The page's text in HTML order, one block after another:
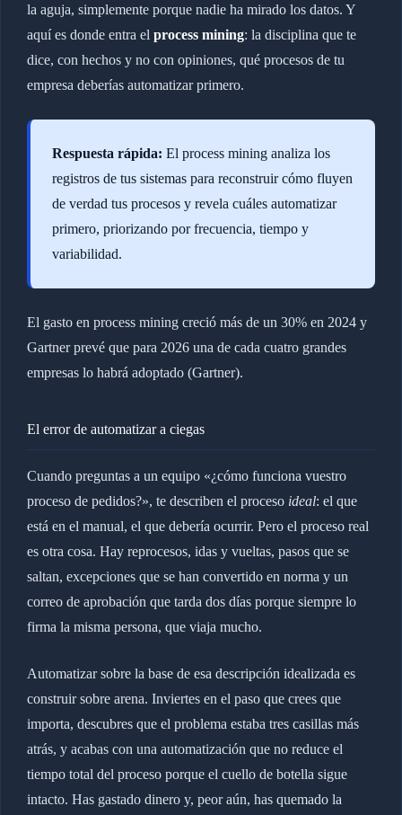
la aguja, simplemente porque nadie ha mirado los datos. Y
aquí es donde entra el process mining: la disciplina que te
dice, con hechos y no con opiniones, qué procesos de tu
empresa deberías automatizar primero.
Respuesta rápida: El process mining analiza los
registros de tus sistemas para reconstruir cómo fluyen
de verdad tus procesos y revela cuáles automatizar
primero, priorizando por frecuencia, tiempo y
variabilidad.
El gasto en process mining creció más de un 30% en 2024 y
Gartner prevé que para 2026 una de cada cuatro grandes
empresas lo habrá adoptado (Gartner).
El error de automatizar a ciegas
Cuando preguntas a un equipo «¿cómo funciona vuestro
proceso de pedidos?», te describen el proceso ideal: el que
está en el manual, el que debería ocurrir. Pero el proceso real
es otra cosa. Hay reprocesos, idas y vueltas, pasos que se
saltan, excepciones que se han convertido en norma y un
correo de aprobación que tarda dos días porque siempre lo
firma la misma persona, que viaja mucho.
Automatizar sobre la base de esa descripción idealizada es
construir sobre arena. Inviertes en el paso que crees que
importa, descubres que el problema estaba tres casillas más
atrás, y acabas con una automatización que no reduce el
tiempo total del proceso porque el cuello de botella sigue
intacto. Has gastado dinero y, peor aún, has quemado la